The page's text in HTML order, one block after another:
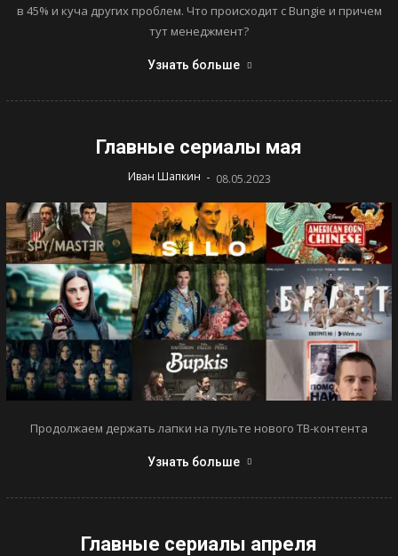
в 45% и куча других проблем. Что происходит с Bungie и причем
тут менеджмент?
Узнать больше
Главные сериалы мая
Иван Шапкин - 08.05.2023
Продолжаем держать лапки на пульте нового ТВ-контента
Узнать больше
Главные сериалы апреля